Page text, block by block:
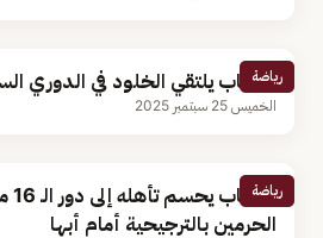
رياضة
الشباب يلتقي الخلود في الدوري
الخميس 25 سبتمبر 2025
رياضة
الحرمين بالترجيحية أمام أبها